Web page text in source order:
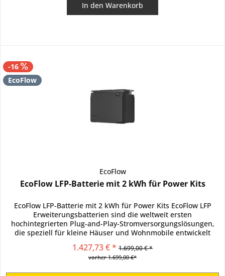
In den Warenkorb
-16
EcoFlow
EcoFlow
EcoFlow LFP-Batterie mit 2 kWh für Power Kits
EcoFlow LFP-Batterie mit 2 kWh für Power Kits EcoFlow LFP
Erweiterungsbatterien sind die weltweit ersten
hochintegrierten Plug-and-Play-Stromversorgungslösungen,
die speziell für kleine Häuser und Wohnmobile entwickelt
1.427,73 € * 1.699,00 € *
vorher 1.699,00 €*